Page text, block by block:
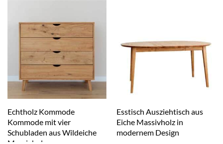
Echtholz Kommode
Kommode mit vier
Schubladen aus Wildeiche
Esstisch Ausziehtisch aus
Eiche Massivholz in
modernem Design